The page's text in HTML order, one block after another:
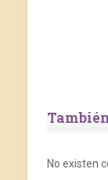
No existen